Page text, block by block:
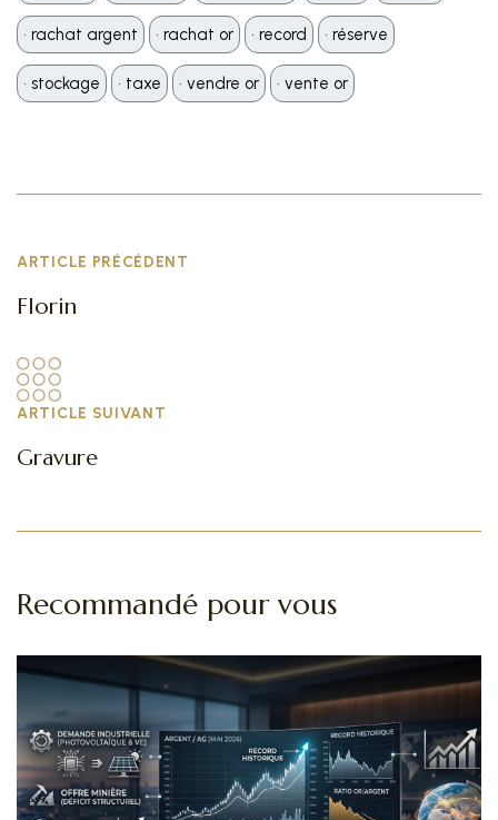
•️ rachat argent •️ rachat or •️ record •️ réserve
•️ stockage •️ taxe •️ vendre or •️ vente or
ARTICLE PRÉCÉDENT
Florin
ARTICLE SUIVANT
Gravure
Recommandé pour vous